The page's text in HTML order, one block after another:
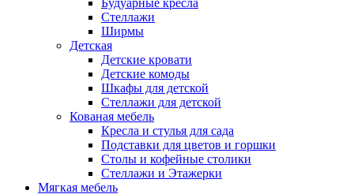
Будуарные кресла
Стеллажи
Ширмы
Детская
Детские кровати
Детские комоды
Шкафы для детской
Стеллажи для детской
Кованая мебель
Кресла и стулья для сада
Подставки для цветов и горшки
Столы и кофейные столики
Стеллажи и Этажерки
Мягкая мебель